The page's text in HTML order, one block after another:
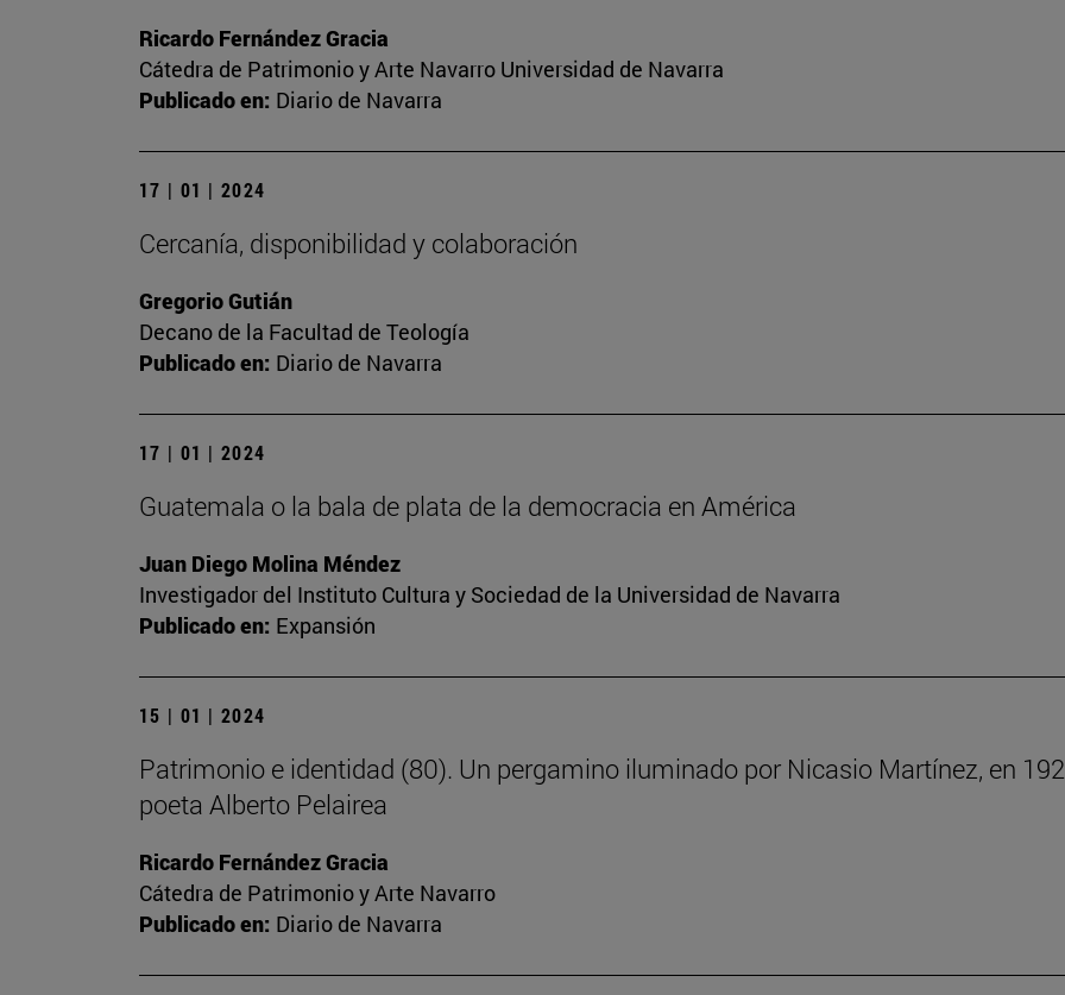
Ricardo Fernández Gracia
Cátedra de Patrimonio y Arte Navarro Universidad de Navarra
Publicado en: Diario de Navarra
17 | 01 | 2024
Cercanía, disponibilidad y colaboración
Gregorio Gutián
Decano de la Facultad de Teología
Publicado en: Diario de Navarra
17 | 01 | 2024
Guatemala o la bala de plata de la democracia en América
Juan Diego Molina Méndez
Investigador del Instituto Cultura y Sociedad de la Universidad de Navarra
Publicado en: Expansión
15 | 01 | 2024
Patrimonio e identidad (80). Un pergamino iluminado por Nicasio Martínez, en
poeta Alberto Pelairea
Ricardo Fernández Gracia
Cátedra de Patrimonio y Arte Navarro
Publicado en: Diario de Navarra